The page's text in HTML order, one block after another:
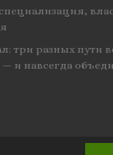
три разных пути
и навсегда